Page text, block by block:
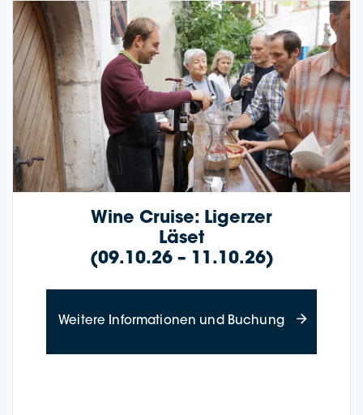
Wine Crui­se: Liger­zer
Läset
(09.10.26 – 11.10.26)
Wei­te­re Infor­ma­tio­nen und Buchungabout Wine